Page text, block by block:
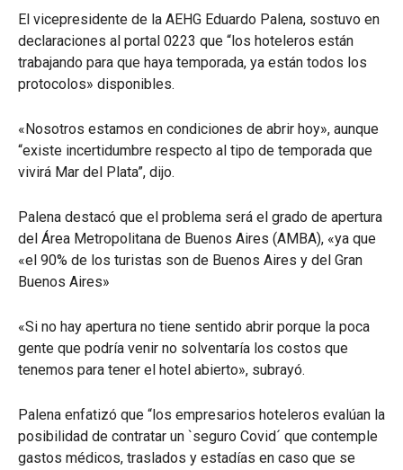
El vicepresidente de la AEHG Eduardo Palena, sostuvo en
declaraciones al portal 0223 que “los hoteleros están
trabajando para que haya temporada, ya están todos los
protocolos» disponibles.
«Nosotros estamos en condiciones de abrir hoy», aunque
“existe incertidumbre respecto al tipo de temporada que
vivirá Mar del Plata”, dijo.
Palena destacó que el problema será el grado de apertura
del Área Metropolitana de Buenos Aires (AMBA), «ya que
«el 90% de los turistas son de Buenos Aires y del Gran
Buenos Aires»
«Si no hay apertura no tiene sentido abrir porque la poca
gente que podría venir no solventaría los costos que
tenemos para tener el hotel abierto», subrayó.
Palena enfatizó que “los empresarios hoteleros evalúan la
posibilidad de contratar un `seguro Covid´ que contemple
gastos médicos, traslados y estadías en caso que se